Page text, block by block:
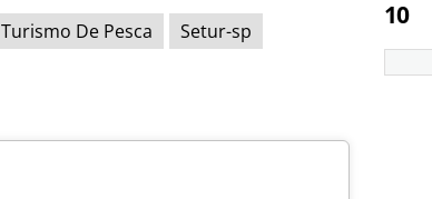
Turismo De Pesca
Setur-sp